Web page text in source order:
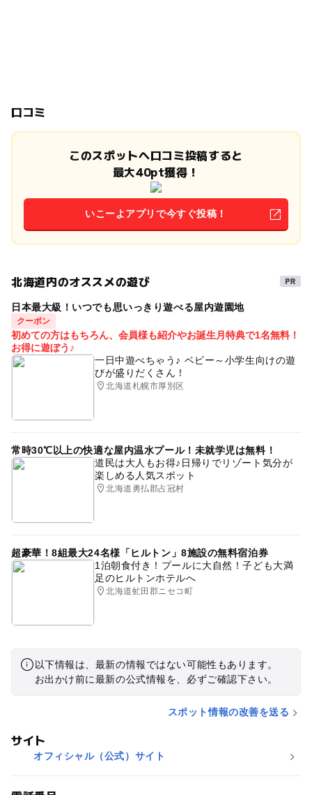
口コミ
このスポットへ口コミ投稿すると
最大40pt獲得！
いこーよアプリで今すぐ投稿！
北海道内のオススメの遊び
日本最大級！いつでも思いっきり遊べる屋内遊園地
クーポン
初めての方はもちろん、会員様も紹介やお誕生月特典で1名無料！
お得に遊ぼう♪
一日中遊べちゃう♪ ベビー～小学生向けの遊
びが盛りだくさん！
北海道札幌市厚別区
常時30℃以上の快適な屋内温水プール！未就学児は無料！
道民は大人もお得♪日帰りでリゾート気分が
楽しめる人気スポット
北海道勇払郡占冠村
超豪華！8組最大24名様「ヒルトン」8施設の無料宿泊券
1泊朝食付き！プールに大自然！子ども大満
足のヒルトンホテルへ
北海道虻田郡ニセコ町
以下情報は、最新の情報ではない可能性もあります。
お出かけ前に最新の公式情報を、必ずご確認下さい。
スポット情報の改善を送る
サイト
オフィシャル（公式）サイト